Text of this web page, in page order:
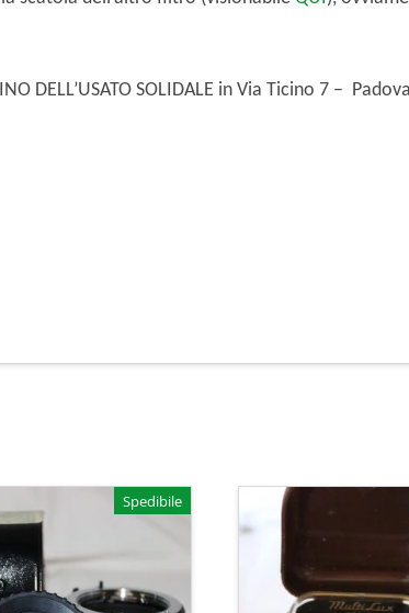
DELL’USATO SOLIDALE in Via Ticino 7 –
Spedibile